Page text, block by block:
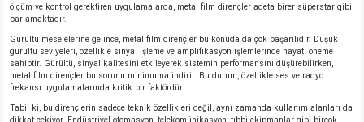
ölçüm ve kontrol gerektiren uygulamalarda, metal film dirençler adeta birer süperstar gibi
parlamaktadır.
Gürültü meselelerine gelince, metal film dirençler bu konuda da çok başarılıdır. Düşük
gürültü seviyeleri, özellikle sinyal işleme ve amplifikasyon işlemlerinde hayati öneme
sahiptir. Gürültü, sinyal kalitesini etkileyerek sistemin performansını düşürebilirken,
metal film dirençler bu sorunu minimuma indirir. Bu durum, özellikle ses ve radyo
frekansı uygulamalarında kritik bir faktördür.
Tabii ki, bu dirençlerin sadece teknik özellikleri değil, aynı zamanda kullanım alanları da
dikkat çekiyor. Endüstriyel otomasyon, telekomünikasyon, tıbbi ekipmanlar gibi birçok